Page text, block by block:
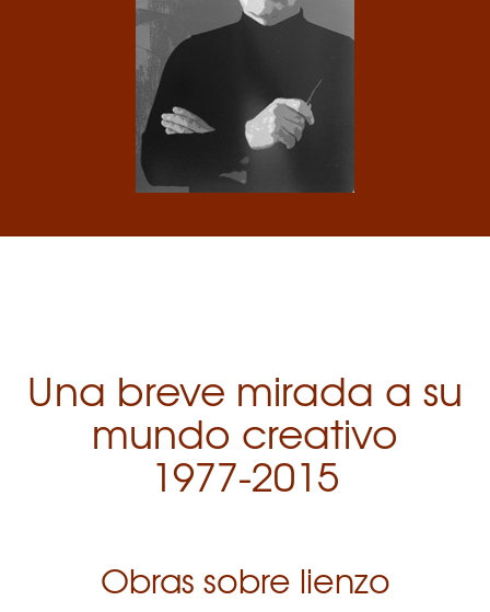
Una breve mirada a su
mundo creativo
1977-2015
Obras sobre lienzo